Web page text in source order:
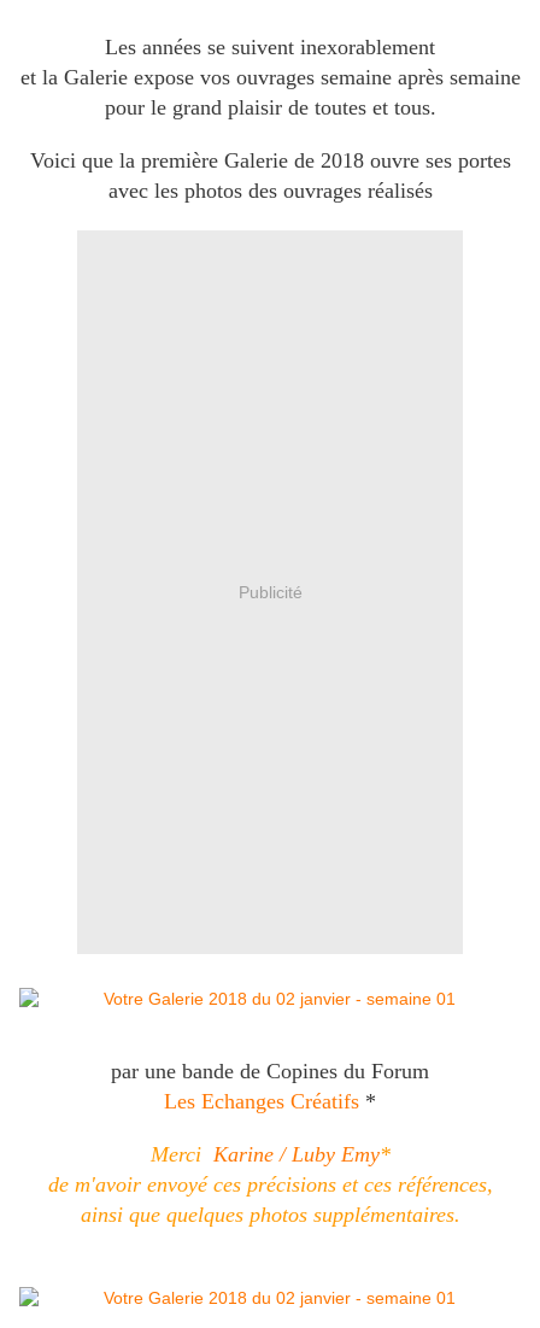
Les années se suivent inexorablement
et la Galerie expose vos ouvrages semaine après semaine
pour le grand plaisir de toutes et tous.
Voici que la première Galerie de 2018 ouvre ses portes
avec les photos des ouvrages réalisés
Publicité
par une bande de Copines du Forum
Les Echanges Créatifs *
Merci Karine / Luby Emy*
de m'avoir envoyé ces précisions et ces références,
ainsi que quelques photos supplémentaires.